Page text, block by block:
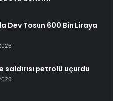
Dev Tosun 600 Bin Liraya
saldırısı petrolü uçurdu